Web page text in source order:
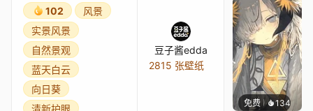
102
风景
实景风景
自然景观
蓝天白云
向日葵
清新护眼
豆子酱edda
2815 张壁纸
免费 134